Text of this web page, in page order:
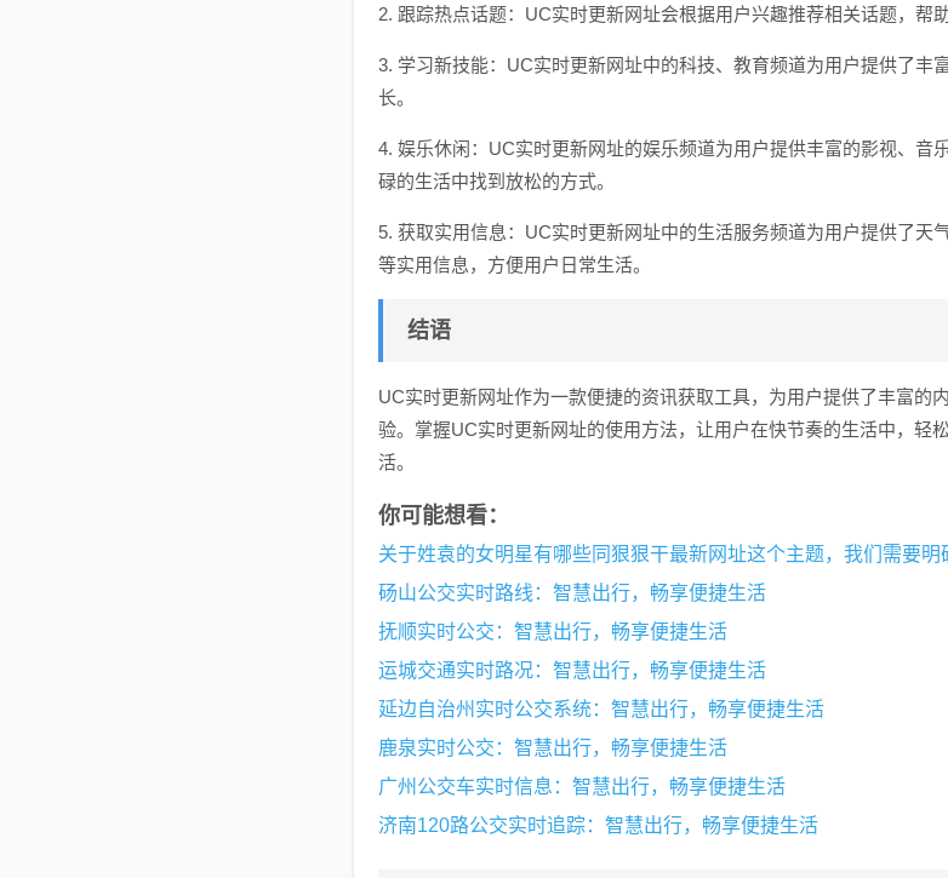
2. 跟踪热点话题：UC实时更新网址会根据用户兴趣推荐相关话题，帮
3. 学习新技能：UC实时更新网址中的科技、教育频道为用户提供了丰
长。
4. 娱乐休闲：UC实时更新网址的娱乐频道为用户提供丰富的影视、音
碌的生活中找到放松的方式。
5. 获取实用信息：UC实时更新网址中的生活服务频道为用户提供了天
等实用信息，方便用户日常生活。
结语
UC实时更新网址作为一款便捷的资讯获取工具，为用户提供了丰富的
验。掌握UC实时更新网址的使用方法，让用户在快节奏的生活中，轻
活。
你可能想看：
砀山公交实时路线：智慧出行，畅享便捷生活
抚顺实时公交：智慧出行，畅享便捷生活
运城交通实时路况：智慧出行，畅享便捷生活
延边自治州实时公交系统：智慧出行，畅享便捷生活
鹿泉实时公交：智慧出行，畅享便捷生活
广州公交车实时信息：智慧出行，畅享便捷生活
济南120路公交实时追踪：智慧出行，畅享便捷生活